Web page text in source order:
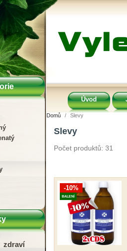
zdraví
Úvod
Domů Slevy
Slevy
Počet produktů: 31
-10%
BALENÍ